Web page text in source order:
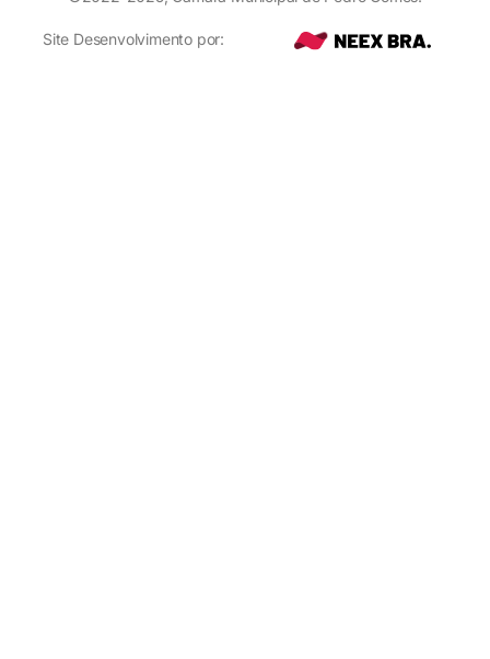
Site Desenvolvimento por: